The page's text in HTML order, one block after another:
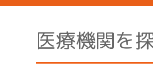
医療機関を